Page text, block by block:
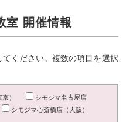
室 開催情報
ください。複数の項目を選択
）
シモジマ名古屋店
シモジマ心斎橋店（大阪）